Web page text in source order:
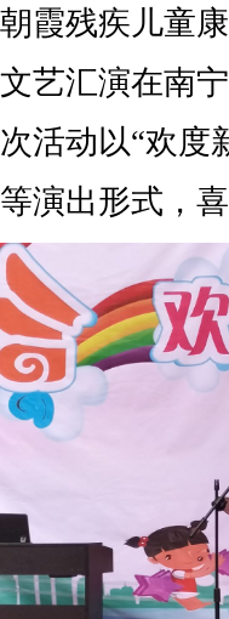
朝霞残疾儿童
文艺汇演在南
次活动以“欢度
等演出形式，